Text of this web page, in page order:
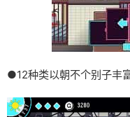
●12种类以朝不个别子丰